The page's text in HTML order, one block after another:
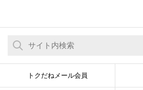
トクだねメール会員